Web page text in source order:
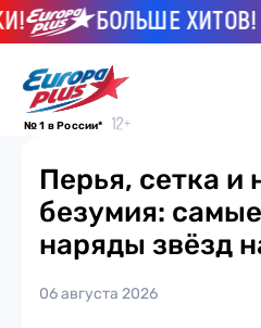
БОЛЬШЕ ХИТОВ!
№ 1 в России*
Перья, сетка и
безумия:
наряды звёзд
06 августа 2026